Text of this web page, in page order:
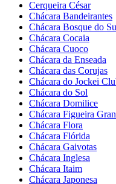
Cerqueira César
Chácara Bandeirantes
Chácara Bosque do
Chácara Cocaia
Chácara Cuoco
Chácara da Enseada
Chácara das Corujas
Chácara do Jockei
Chácara do Sol
Chácara Domilice
Chácara Figueira
Chácara Flora
Chácara Flórida
Chácara Gaivotas
Chácara Inglesa
Chácara Itaim
Chácara Japonesa